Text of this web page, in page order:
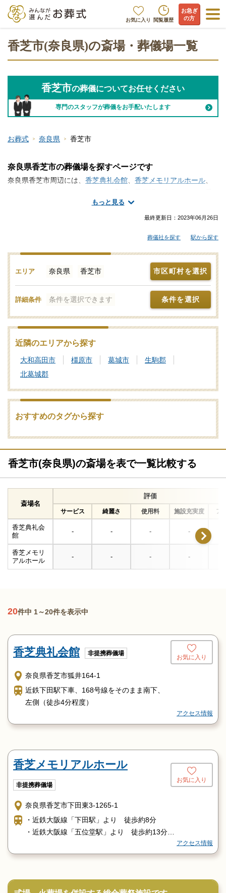
お気に入り 閲覧履歴
お急ぎ
の方
香芝市(奈良県)の斎場・葬儀場一覧
香芝市の葬儀についてお任せください
専門のスタッフが葬儀をお手配いたします
お葬式 奈良県 香芝市
もっと見る
奈良県香芝市の葬儀場を探すページです
奈良県香芝市周辺には、 香芝典礼会館、 香芝メモリアルホール、
芝市で斎場・葬儀場の情報をお探しですか？家族葬や一日葬・火
葬式などの葬儀を行う場所は、ご自宅や寺院の式場、便利な総合
だお葬式」では、斎場やセレモニーホールを調査。それぞれの機
能や評価などをご覧いただき、申込みの流れなど、ご不明点があ
れば、些細と思われることでも遠慮なくお電話でご相談くださ
い。家族葬や一日葬、火葬式をどこで行うのがよいか？その選び
方や段取りの仕方をはじめ、式場・火葬場の手配までを含めてサ
ポートいたします。香芝市で利用者が多い式場・火葬場、参列者
日程の確認・利用状況などのお問合せも承りますので、まずはご
相談ください。写真を見ながら場所の雰囲気や価格相場を近隣の
斎場・葬儀場とで比較したり、新設セレモニーホールなどの最新
情報をチェックしたりなどの情報収集を行って香芝市の最適な斎
場・葬儀場をご確認ください。
葬儀と葬式、告別式の違いとは？葬儀の意味、費用相場や流れ
も解説
家族葬の基礎知識｜費用や流れ、メリットと注意点について
最終更新日： 2023年06月26日
葬儀社を探す 駅から探す
エリア 奈良県 香芝市 市区町村を選択
詳細条件 条件を選択できます 条件を選択
近隣のエリアから探す
大和高田市 橿原市 葛城市
生駒郡
北葛城郡
おすすめのタグから探す
香芝市(奈良県)の斎場を表で一覧比較する
斎場名
評価
サービス 綺麗さ 使用料 施設充実度 ア
香芝典礼会
館
- - - -
香芝メモリ
アルホール
- - - -
20件中 1～20件を表示中
香芝典礼会館 非提携葬儀場
お気に入り
奈良県香芝市狐井164-1
近鉄下田駅下車、168号線をそのまま南下、
左側（徒歩4分程度）
アクセス情報
香芝メモリアルホール
非提携葬儀場
お気に入り
奈良県香芝市下田東3-1265-1
・近鉄大阪線「下田駅」より 徒歩約8分
・近鉄大阪線「五位堂駅」より 徒歩約13分
アクセス情報